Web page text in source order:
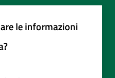
le informazioni